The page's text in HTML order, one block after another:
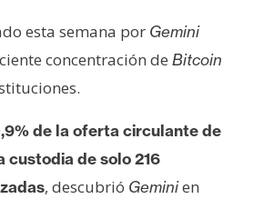
esta semana por Gemini
concentración de Bitcoin
de la oferta circulante de
custodia de solo 216
, descubrió Geminien